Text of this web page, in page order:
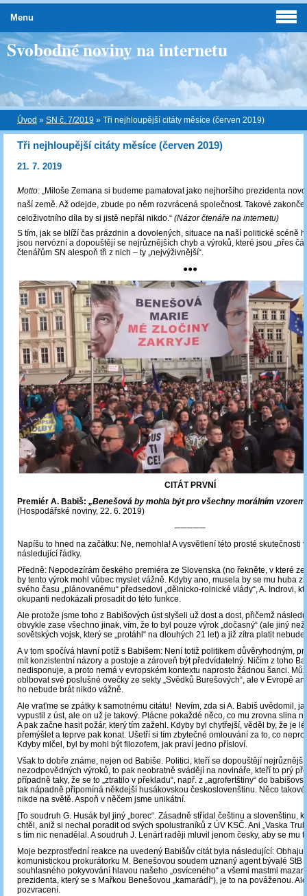
Svobodné noviny na internetu
Úvod » SN č. 7/2019 » Tři nejhloupější citáty měsíce (červen 2019)
Tři nejhloupější citáty měsíce (červen 2019)
21. 7. 2019
Motto: „Miloše Zemana si budeme pamatovat jako nejhoršího prezidenta
naší země. Až odejde, zbude po něm rozvrácená společnost. Takové
celoživotního díla by si jistě nepřál nikdo.“ (Názor čtenáře na internetu)
S tím, jak se blíží čas prázdnin a dovolených, situace na naší politické scéně
jsou nervózní a dopouštějí se nejrůznějších chyb a výroků, které jsou „přes
čtenářům SN alespoň tři z nich – ty „nejvýživnější“.
●●●
CITÁT PRVNÍ
Premiér A. Babiš: „Benešová by mohla být pro všechny morálním
(Hospodářské noviny, 22. 6. 2019)
─────
Napíšu to hned na začátku: Ne, nemohla! A vysvětlení této prosté skutečnosti
následující řádky.
Předně: Nepodezírám českého premiéra ze Slovenska (no řekněte, v které
by tento výrok mohl vůbec myslet vážně. Kdyby ano, musela by se mu huba
svého času „plánovanému“ předsedovi „dělnicko-rolnické vlády“, A. Indrovi,
okupanti nedokázali prosadit do této funkce.
Ale protože jsme toho z Babišových úst slyšeli už dost a dost, přičemž
obvykle zase všechno jinak, vím, že to byl pouze výrok „dočasný“ (ale jiný než
sovětských vojsk, který se „protáhl“ na dlouhých 21 let) a již zítra platit nebude.
A v tom spočívá hlavní potíž s Babišem: Není totiž politikem důvěryhodným,
mít konzistentní názory a postoje a zároveň být předvídatelný. Ničím z toho
nedisponuje, a proto nemá v evropském kontextu naprosto žádnou šanci.
oblbovat své poslušné ovečky ze sekty „Svědků Burešových“, ale v Evropě
ho nebude brát nikdo vážně.
Ale vraťme se zpátky k samotnému citátu! Nevím, zda si A. Babiš uvědomil,
vypustil z úst, ale on už je takový. Plácne pokaždé něco, co mu zrovna slina
A pak začne hasit požár, který tím zažehl. Kdyby byl chytřejší, věděl by, že je
přemýšlet a teprve pak konat. Ušetří si tím zbytečné omlouvání za to, co
Kdyby mlčel, byl by mohl být filozofem, jak praví jedno přísloví.
Však to dobře známe, nejen od Babiše. Politici, kteří se dopouštějí
nezodpovědných výroků, to pak neobratně svádějí na novináře, kteří to prý
případně taky, že se to „ztratilo v překladu“, např. z „agrofertštiny“ do
tak nápadně připomíná někdejší husákovskou českoslovenštinu. Něco
nikde na světě. Aspoň v něčem jsme unikátní.
[To soudruh G. Husák byl jiný „borec“. Zásadně střídal češtinu a slovenštinu,
chtěl, aniž si nechal poradit od svých spolustraníků z ÚV KSČ. Ani „Vaska
s tím nic nenadělal. A soudruh J. Lenárt raději mluvil jenom česky, aby se mu
Moje bezprostřední reakce na uvedený Babišův citát byla následující:
komunistickou prokurátorku M. Benešovou soudem uznaný agent bývalé StB
souhlasného pokyvování hlavou našeho „osvíceného“ a všemi mastmi
prezidenta, který se s Mařkou Benešovou „kamarádí“), je to na pováženou.
pozvracení.
Menu